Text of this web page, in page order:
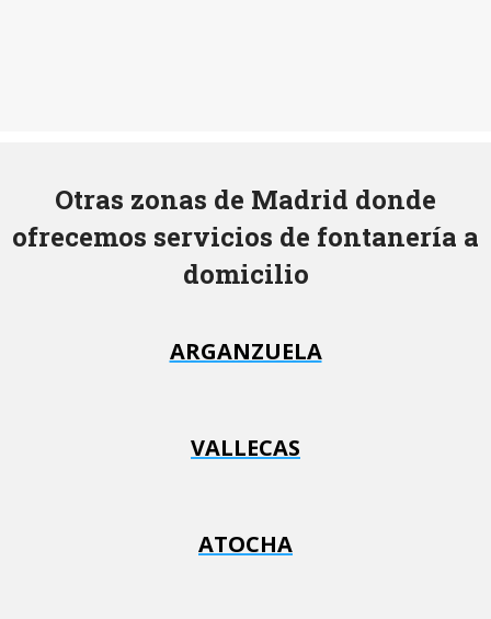
Otras zonas de Madrid donde
ofrecemos servicios de fontanería a
domicilio
ARGANZUELA
VALLECAS
ATOCHA